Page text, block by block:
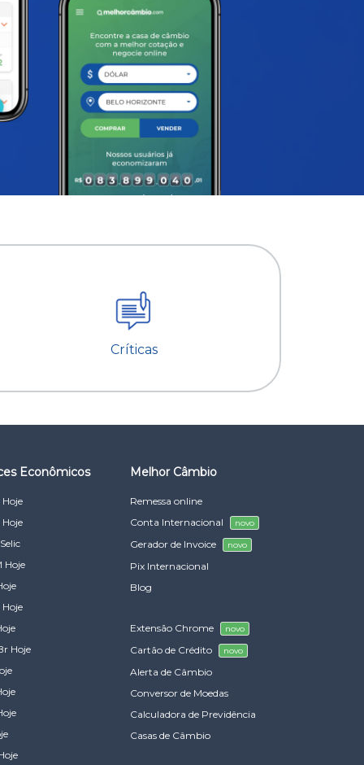
Críticas
Econômicos
Hoje
Hoje
Hoje
Hoje
Hoje
Melhor Câmbio
Remessa online
Conta Internacional
novo
Gerador de Invoice novo
Pix Internacional
Blog
Extensão Chrome novo
Cartão de Crédito novo
Alerta de Câmbio
Conversor de Moedas
Calculadora de Previdência
Casas de Câmbio